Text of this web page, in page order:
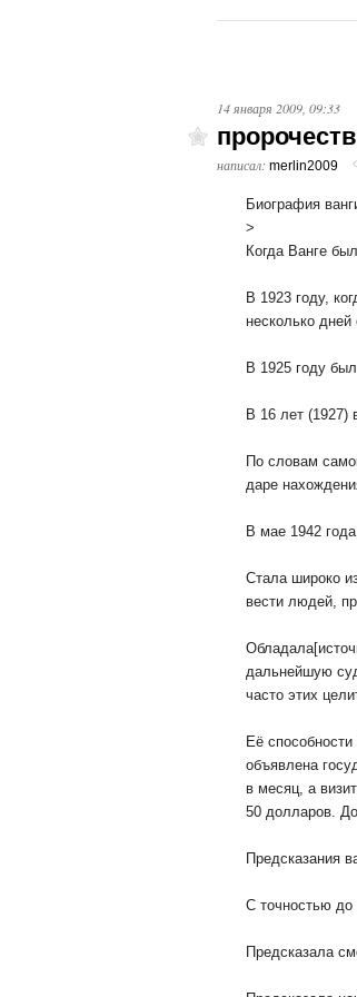
14 января 2009, 09:33
написал: merlin2009
Биография
>
Когда Ванге
В 1923 году,
несколько
В 1925 году
В 16 лет (1927)
По словам
даре
В мае 1942
Стала широко
вести людей,
дальнейшую
часто этих
Её
объявлена
в месяц, а
50 долларов.
Предсказания
С точностью до
Предсказала